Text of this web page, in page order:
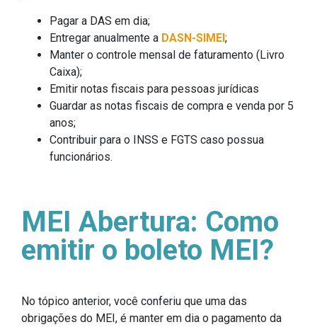
Pagar a DAS em dia;
Entregar anualmente a DASN-SIMEI;
Manter o controle mensal de faturamento (Livro
Caixa);
Emitir notas fiscais para pessoas jurídicas
Guardar as notas fiscais de compra e venda por 5
anos;
Contribuir para o INSS e FGTS caso possua
funcionários.
MEI Abertura: Como
emitir o boleto MEI?
No tópico anterior, você conferiu que uma das
obrigações do MEI, é manter em dia o pagamento da